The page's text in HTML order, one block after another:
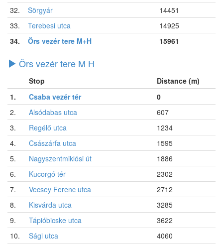
32.
Sörgyár
14451
33.
Terebesi utca
14925
34.
Örs vezér tere M+H 15961
Örs vezér tere M H
Stop
Distance (m)
1.
Csaba vezér tér
0
2.
Alsódabas utca
607
3.
Regélő utca
1234
4.
Császárfa utca
1595
5.
Nagyszentmiklósi út
1886
6.
Kucorgó tér
2302
7.
Vecsey Ferenc utca
2712
8.
Kisvárda utca
3285
9.
Tápióbicske utca
3622
10.
Sági utca
4060